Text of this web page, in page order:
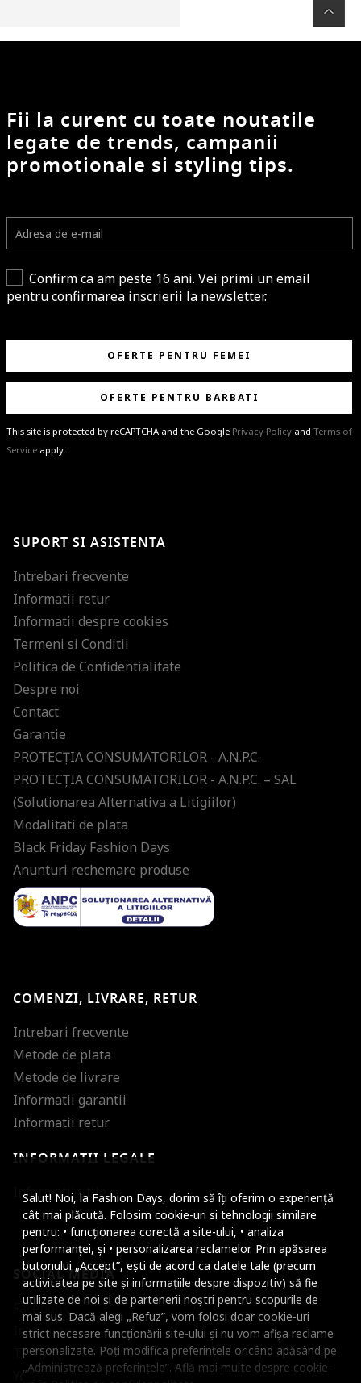
Salut! Noi, la Fashion Days, dorim să îți oferim o experiență
cât mai plăcută. Folosim cookie-uri si tehnologii similare
pentru: • funcționarea corectă a site-ului, • analiza
performanței, și • personalizarea reclamelor. Prin apăsarea
butonului „Accept”, ești de acord ca datele tale (precum
activitatea pe site și informațiile despre dispozitiv) să fie
utilizate de noi și de partenerii noștri pentru scopurile de
mai sus. Dacă alegi „Refuz”, vom folosi doar cookie-uri
strict necesare funcționării site-ului și nu vom afișa reclame
personalizate. Poți modifica preferințele oricând apăsând pe
„Administrează preferințele”. Află mai multe despre cookie-
Fii la curent cu toate noutatile
legate de trends, campanii
promotionale si styling tips.
Confirm ca am peste 16 ani. Vei primi un email
pentru confirmarea inscrierii la newsletter.
OFERTE PENTRU FEMEI
OFERTE PENTRU BARBATI
This site is protected by reCAPTCHA and the Google Privacy Policy and Terms of
Service apply.
ultimele tendinte in moda!
SUPORT SI ASISTENTA
Intrebari frecvente
Informatii retur
Informatii despre cookies
Termeni si Conditii
Politica de Confidentialitate
Despre noi
Contact
Garantie
PROTECŢIA CONSUMATORILOR - A.N.P.C.
PROTECŢIA CONSUMATORILOR - A.N.P.C. – SAL
(Solutionarea Alternativa a Litigiilor)
Modalitati de plata
Black Friday Fashion Days
Anunturi rechemare produse
COMENZI, LIVRARE, RETUR
Intrebari frecvente
Metode de plata
Metode de livrare
Informatii garantii
Informatii retur
INFORMATII LEGALE
Informatii utile
SOCIAL MEDIA
Facebook
Instagram
TikTok
Youtube
Micsoreaza
Mareste spatierea
Micsoreaza
Mareste inaltimea
Micsoreaza
Inverseaza culorile